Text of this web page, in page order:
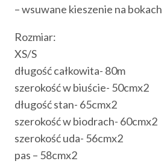
– wsuwane kieszenie na bokach
Rozmiar:
XS/S
długość całkowita- 80m
szerokość w biuście- 50cmx2
długość stan- 65cmx2
szerokość w biodrach- 60cmx2
szerokość uda- 56cmx2
pas – 58cmx2